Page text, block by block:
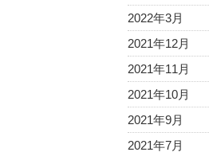
2022年3月
2021年12月
2021年11月
2021年10月
2021年9月
2021年7月